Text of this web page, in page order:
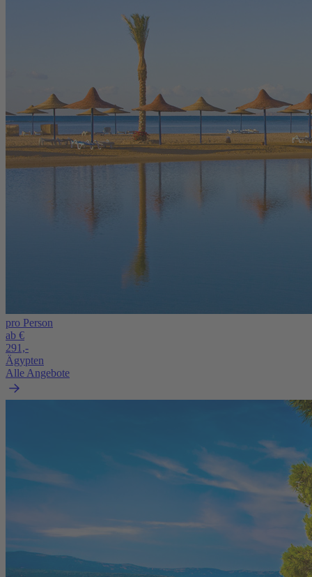
pro Person
ab €
291,-
Ägypten
Alle Angebote